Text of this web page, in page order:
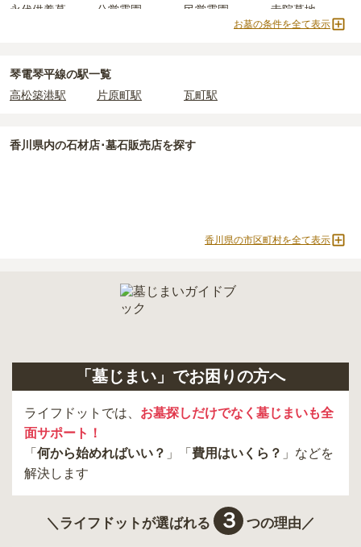
・納骨式の費用
：お墓に遺骨を納める儀式のための費用。僧侶に渡
正確な費用は、区画や石材の選び方によって大きく変わるため、見
必ず確認することをおすすめします。
契約条件の詳細は、各霊園のページをご確認いただくか、資料請求
永代供養墓
公営霊園 民営霊園
寺院墓地
3人用区画あり
お墓の条件を全て表示
琴電琴平線の駅一覧
高松築港駅
片原町駅 瓦町駅
香川県内の石材店･墓石販売店を探す
香川県の市区町村を全て表示
「墓じまい」でお困りの方へ
ライフドットでは、 お墓探しだけでなく墓じまいも全
面サポート！
「 何から始めればいい？ 」「 費用はいくら？ 」などを
解決します
＼ライフドットが選ばれる ３ つの理由／